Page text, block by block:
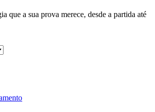
que a sua prova merece, desde a partida até